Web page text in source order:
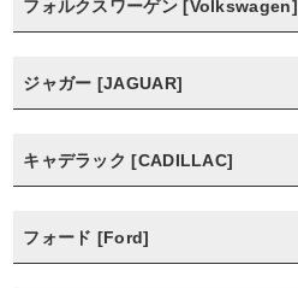
フォルクスワーゲン [Volkswagen]
ジャガー [JAGUAR]
キャデラック [CADILLAC]
フォード [Ford]